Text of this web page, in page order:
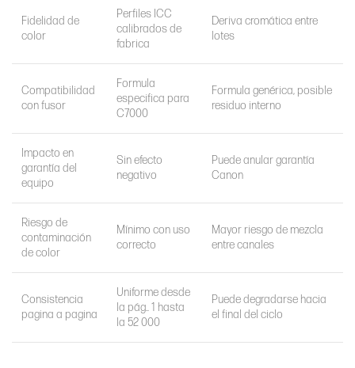
Fidelidad de
color
Perfiles ICC
calibrados de
fabrica
Deriva cromática entre
lotes
Compatibilidad
con fusor
Formula
especifica para
C7000
Formula genérica, posible
residuo interno
Impacto en
garantía del
equipo
Sin efecto
negativo
Puede anular garantía
Canon
Riesgo de
contaminación
de color
Mínimo con uso
correcto
Mayor riesgo de mezcla
entre canales
Consistencia
pagina a pagina
Uniforme desde
la pág.. 1 hasta
la 52 000
Puede degradarse hacia
el final del ciclo